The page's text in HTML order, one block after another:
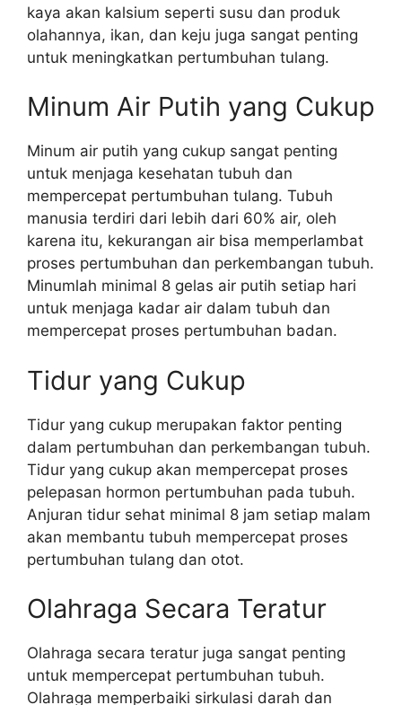
kaya akan kalsium seperti susu dan produk
olahannya, ikan, dan keju juga sangat penting
untuk meningkatkan pertumbuhan tulang.
Minum Air Putih yang Cukup
Minum air putih yang cukup sangat penting
untuk menjaga kesehatan tubuh dan
mempercepat pertumbuhan tulang. Tubuh
manusia terdiri dari lebih dari 60% air, oleh
karena itu, kekurangan air bisa memperlambat
proses pertumbuhan dan perkembangan tubuh.
Minumlah minimal 8 gelas air putih setiap hari
untuk menjaga kadar air dalam tubuh dan
mempercepat proses pertumbuhan badan.
Tidur yang Cukup
Tidur yang cukup merupakan faktor penting
dalam pertumbuhan dan perkembangan tubuh.
Tidur yang cukup akan mempercepat proses
pelepasan hormon pertumbuhan pada tubuh.
Anjuran tidur sehat minimal 8 jam setiap malam
akan membantu tubuh mempercepat proses
pertumbuhan tulang dan otot.
Olahraga Secara Teratur
Olahraga secara teratur juga sangat penting
untuk mempercepat pertumbuhan tubuh.
Olahraga memperbaiki sirkulasi darah dan